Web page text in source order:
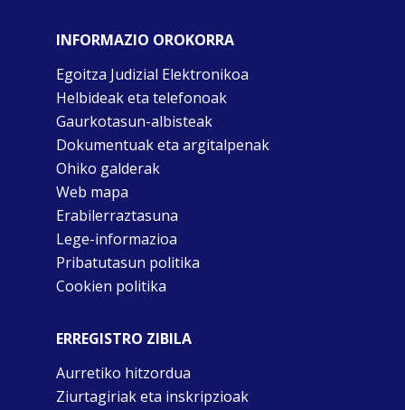
INFORMAZIO OROKORRA
Egoitza Judizial Elektronikoa
Helbideak eta telefonoak
Gaurkotasun-albisteak
Dokumentuak eta argitalpenak
Ohiko galderak
Web mapa
Erabilerraztasuna
Lege-informazioa
Pribatutasun politika
Cookien politika
ERREGISTRO ZIBILA
Aurretiko hitzordua
Ziurtagiriak eta inskripzioak